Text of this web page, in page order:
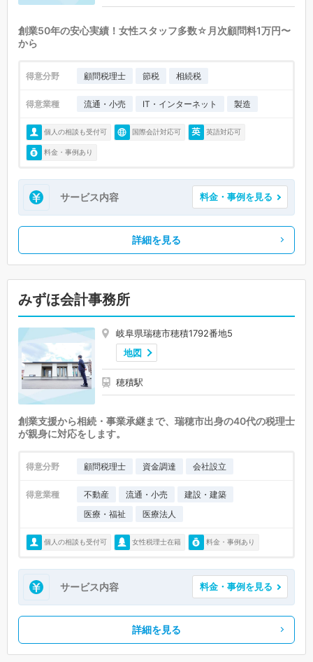
創業50年の安心実績！女性スタッフ多数☆月次顧問料1万円〜
から
得意分野 顧問税理士 節税 相続税
得意業種 流通・小売 IT・インターネット 製造
個人の相談も受付可 国際会計対応可 英語対応可
料金・事例あり
サービス内容 料金・事例を見る
詳細を見る
みずほ会計事務所
岐阜県瑞穂市穂積1792番地5
地図
穂積駅
創業支援から相続・事業承継まで、瑞穂市出身の40代の税理士
が親身に対応をします。
得意分野 顧問税理士 資金調達 会社設立
得意業種 不動産 流通・小売
建設・建築
医療・福祉
医療法人
個人の相談も受付可 女性税理士在籍 料金・事例あり
サービス内容 料金・事例を見る
詳細を見る